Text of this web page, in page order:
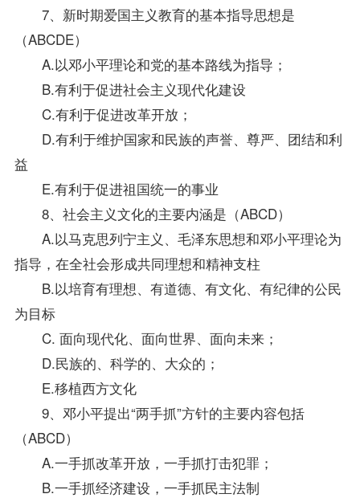
7、新时期爱国主义教育的基本指导思想是
（ABCDE）
A.以邓小平理论和党的基本路线为指导；
B.有利于促进社会主义现代化建设
C.有利于促进改革开放；
D.有利于维护国家和民族的声誉、尊严、团结和利
益
E.有利于促进祖国统一的事业
8、社会主义文化的主要内涵是（ABCD）
A.以马克思列宁主义、毛泽东思想和邓小平理论为
指导，在全社会形成共同理想和精神支柱
B.以培育有理想、有道德、有文化、有纪律的公民
为目标
C. 面向现代化、面向世界、面向未来；
D.民族的、科学的、大众的；
E.移植西方文化
9、邓小平提出“两手抓”方针的主要内容包括
（ABCD）
A.一手抓改革开放，一手抓打击犯罪；
B.一手抓经济建设，一手抓民主法制